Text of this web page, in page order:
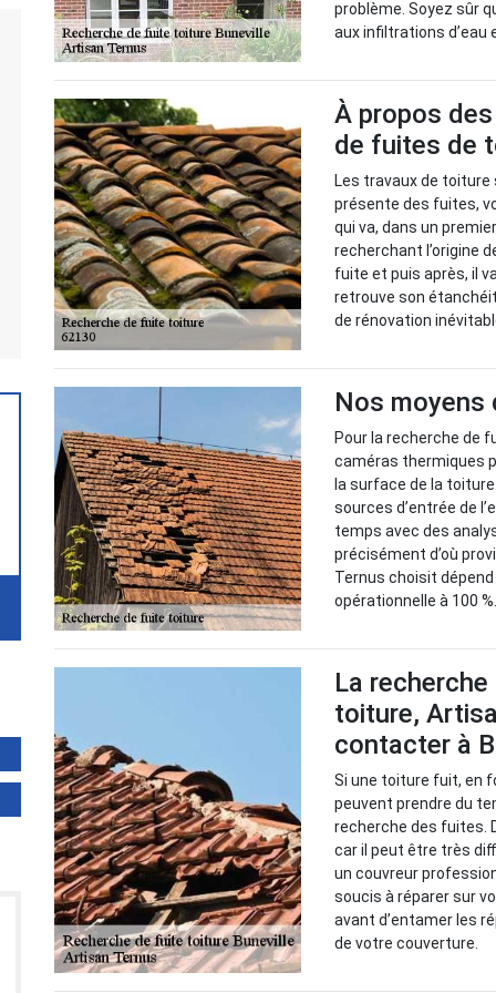
problème. Soyez sûr
aux infiltrations
À propos
de fuites de
Les travaux de
présente des fuites,
qui va, dans un
recherchant l’origine
fuite et puis après, il
retrouve son
de rénovation
Nos
Pour la recherche de
caméras thermiques
la surface de la
sources d’entrée de
temps avec des
précisément d’où
Ternus choisit
opérationnelle à 100
La
toiture,
contacter à
Si une toiture fuit, en
peuvent prendre du
recherche des fuites.
car il peut être très
un couvreur
soucis à réparer sur
avant d’entamer les
de votre couverture.